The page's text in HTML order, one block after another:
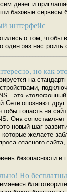
денег и
базовые сервисы
интерфейс
о том, чтобы
один раз
но как
на
- это
Сети опознают
попасть на
Она
новый шаг
которые желаете
опасного
безопасности и
Но